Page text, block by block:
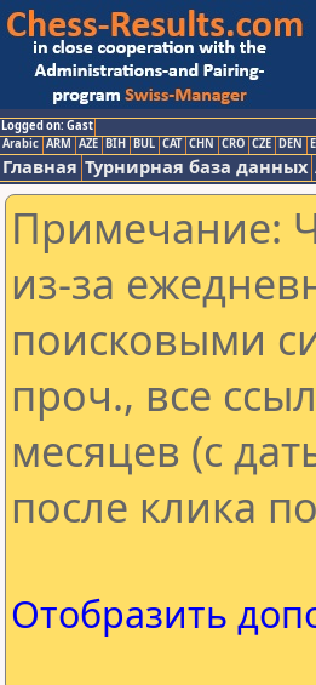
Logged on: Gast
Arabic ARM AZE BIH BUL CAT CHN CRO CZE DEN
Главная Турнирная база данных
Примечание:
из-за
поисковыми
проч., все
месяцев (с
после клика
Отобразить